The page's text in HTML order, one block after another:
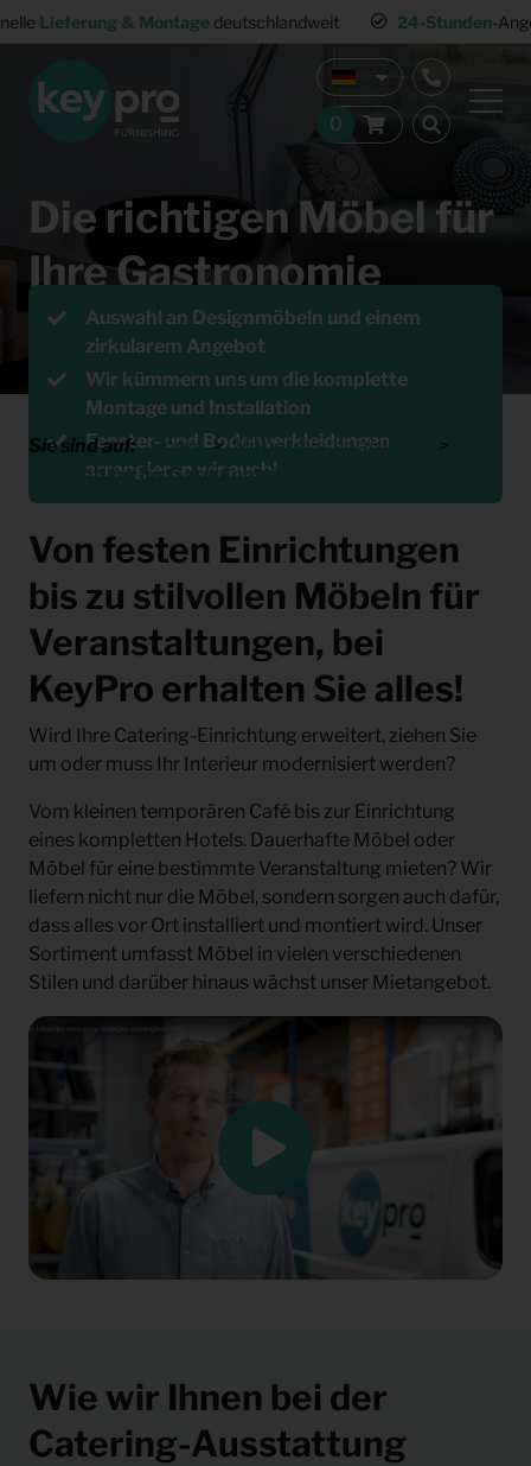
24-Stunden -Angebot Rundum-sorglos-Paket
Die richtigen Möbel für
Ihre Gastronomie
Wählen Sie direkt die Möbel
Auswahl an Designmöbeln und einem
zirkularem Angebot
Wir kümmern uns um die komplette
Montage und Installation
Fenster- und Bodenverkleidungen
arrangieren wir auch!
Sie sind auf: Home
Möbel mieten als Profi
Einrichtung für Gastronomie
Von festen Einrichtungen
bis zu stilvollen Möbeln für
Veranstaltungen, bei
KeyPro erhalten Sie alles!
Wird Ihre Catering-Einrichtung erweitert, ziehen Sie
um oder muss Ihr Interieur modernisiert werden?
Vom kleinen temporären Café bis zur Einrichtung
eines kompletten Hotels. Dauerhafte Möbel oder
Möbel für eine bestimmte Veranstaltung mieten? Wir
liefern nicht nur die Möbel, sondern sorgen auch dafür,
dass alles vor Ort installiert und montiert wird. Unser
Sortiment umfasst Möbel in vielen verschiedenen
Stilen und darüber hinaus wächst unser Mietangebot.
Wie wir Ihnen bei der
Catering-Ausstattung